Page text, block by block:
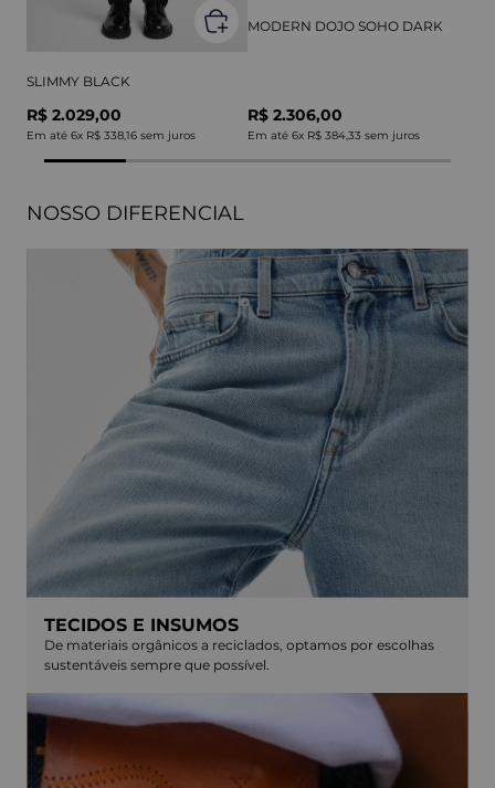
SLIMMY BLACK
R$ 2.029,00
Em até 6x R$ 338,16 sem juros
MODERN DOJO SOHO DARK
R$ 2.306,00
Em até 6x R$ 384,33 sem juros
NOSSO DIFERENCIAL
TECIDOS E INSUMOS
De materiais orgânicos a reciclados, optamos por escolhas
sustentáveis sempre que possível.